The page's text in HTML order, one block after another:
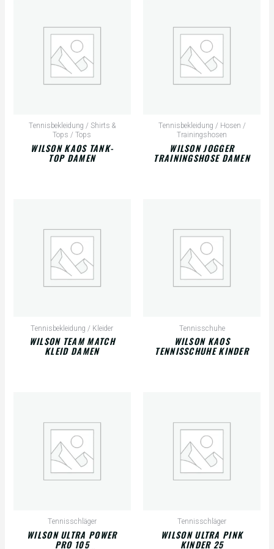
Tennisbekleidung / Shirts &
Tops / Tops
WILSON KAOS TANK-
TOP DAMEN
Tennisbekleidung / Hosen /
Trainingshosen
WILSON JOGGER
TRAININGSHOSE DAMEN
Tennisbekleidung / Kleider
WILSON TEAM MATCH
KLEID DAMEN
Tennisschuhe
WILSON KAOS
TENNISSCHUHE KINDER
Tennisschläger
WILSON ULTRA POWER
PRO 105
Tennisschläger
WILSON ULTRA PINK
KINDER 25